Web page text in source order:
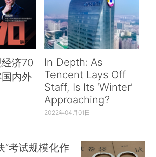
济70
内外
In Depth: As
Tencent Lays Off
Staff, Is Its ‘Winter’
Approaching?
2022年04月01日
”考试规模化作